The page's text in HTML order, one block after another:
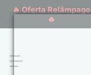
🔥 Oferta Relâmpago
🔥